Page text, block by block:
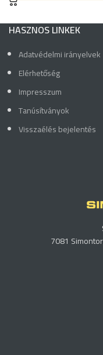
HASZNOS LINKEK
Adatvédelmi irányelvek
Elérhetőség
Impresszum
Tanúsítványok
Visszaélés bejelentés
7081